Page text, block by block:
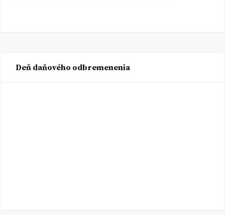
Deň daňového odbremenenia